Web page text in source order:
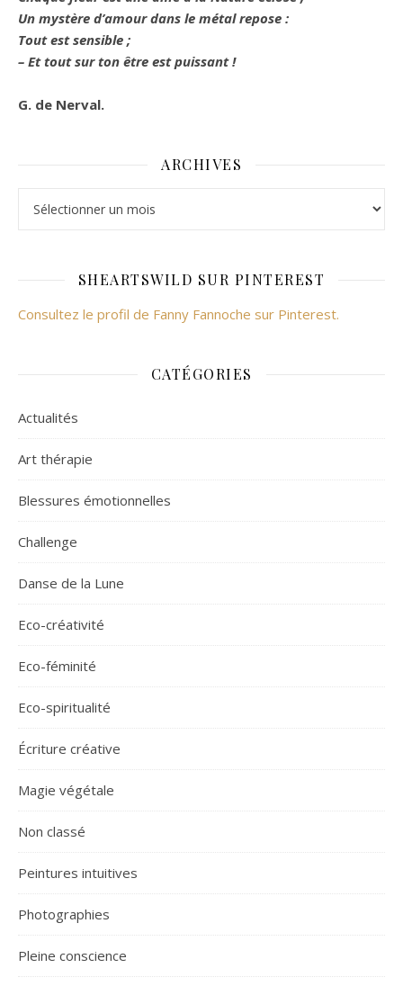
Un mystère d’amour dans le métal repose :
Tout est sensible ;
– Et tout sur ton être est puissant !
G. de Nerval.
ARCHIVES
SHEARTSWILD SUR PINTEREST
Consultez le profil de Fanny Fannoche sur Pinterest.
CATÉGORIES
Actualités
Art thérapie
Blessures émotionnelles
Challenge
Danse de la Lune
Eco-créativité
Eco-féminité
Eco-spiritualité
Écriture créative
Magie végétale
Non classé
Peintures intuitives
Photographies
Pleine conscience